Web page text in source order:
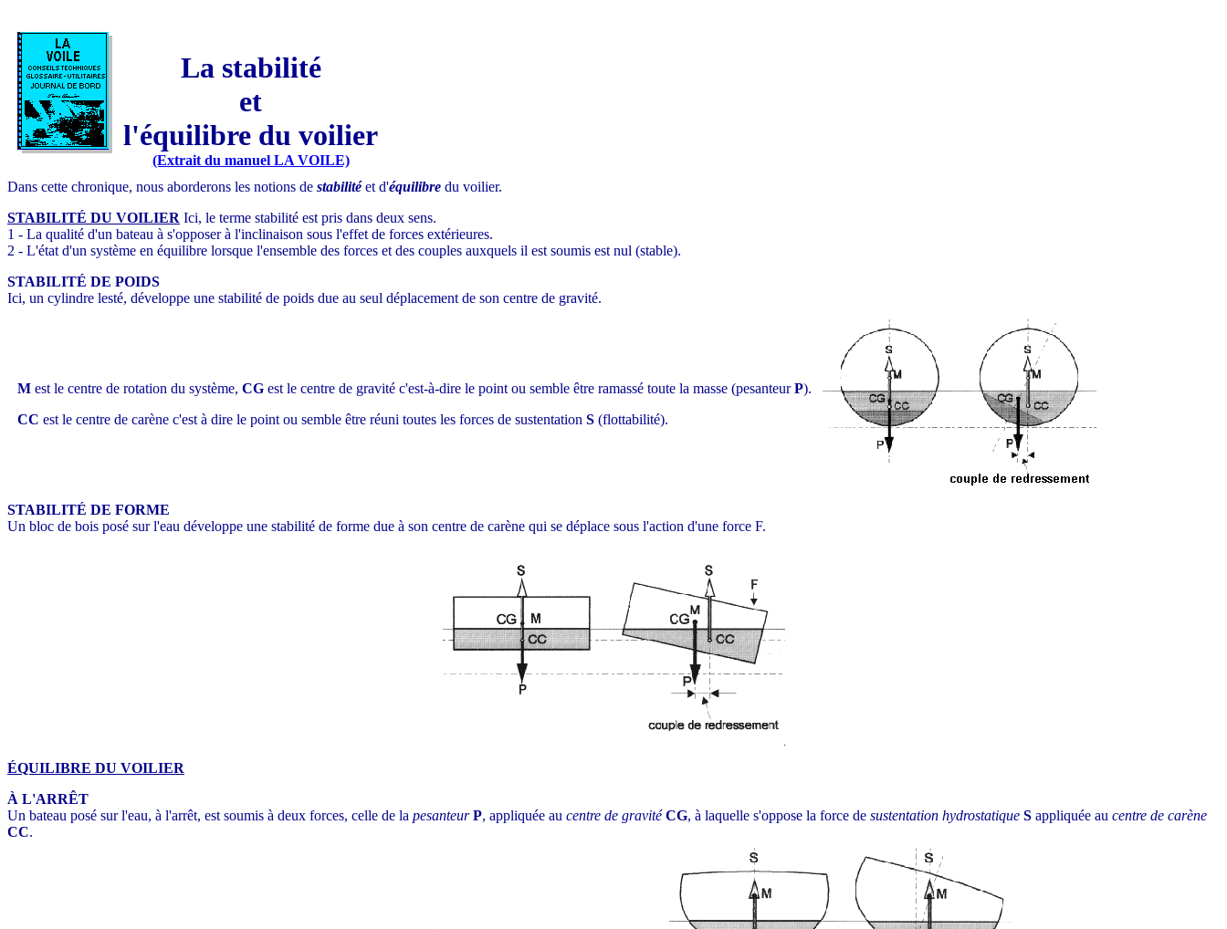
La stabilité
et
l'équilibre du voilier
(Extrait du manuel LA VOILE)
Dans cette chronique, nous aborderons les notions de stabilitéet d'équilibre du voilier.
STABILITÉ DU VOILIER Ici, le terme stabilité est pris dans deux sens.
1 - La qualité d'un bateau à s'opposer à l'inclinaison sous l'effet de forces extérieures.
2 - L'état d'un système en équilibre lorsque l'ensemble des forces et des couples auxquels il est soumis est nul (stable).
STABILITÉ DE POIDS
Ici, un cylindre lesté, développe une stabilité de poids due au seul déplacement de son centre de gravité.
M est le centre de rotation du système, CG est le centre de gravité c'est-à-dire le point ou semble être ramassé toute la masse (pesanteurP).
CC est le centre de carène c'est à dire le point ou semble être réuni toutes les forces de sustentation S (flottabilité).
STABILITÉ DE FORME
Un bloc de bois posé sur l'eau développe une stabilité de forme due à son centre de carène qui se déplace sous l'action d'une force F.
ÉQUILIBRE DU VOILIER
À L'ARRÊT
Un bateau posé sur l'eau, à l'arrêt, est soumis à deux forces, celle de la pesanteur P, appliquée au centre de gravité CG, à laquelle s'oppose la force de sustentation hydrostatique S appliquée au centre de carène
CC.